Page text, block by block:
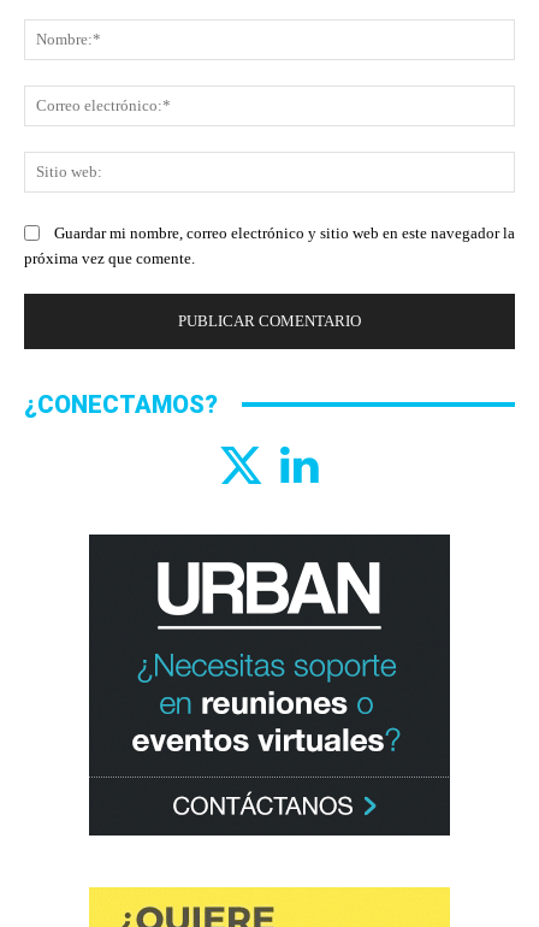
Guardar mi nombre, correo electrónico y sitio web en este navegador la
próxima vez que comente.
¿CONECTAMOS?